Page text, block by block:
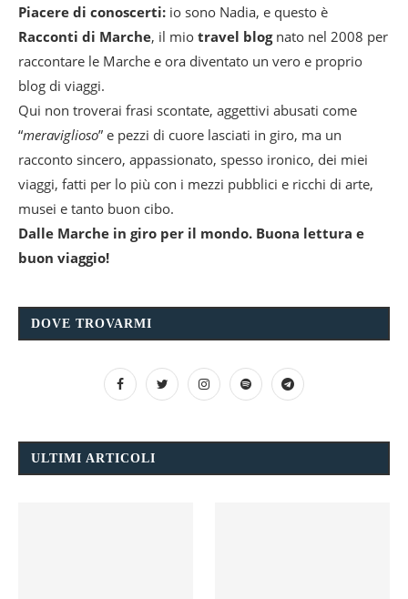
Piacere di conoscerti: io sono Nadia, e questo è
Racconti di Marche, il mio travel blognato nel 2008 per
raccontare le Marche e ora diventato un vero e proprio
blog di viaggi.
Qui non troverai frasi scontate, aggettivi abusati come
“meraviglioso” e pezzi di cuore lasciati in giro, ma un
racconto sincero, appassionato, spesso ironico, dei miei
viaggi, fatti per lo più con i mezzi pubblici e ricchi di arte,
musei e tanto buon cibo.
Dalle Marche in giro per il mondo. Buona lettura e
buon viaggio!
DOVE TROVARMI
ULTIMI ARTICOLI